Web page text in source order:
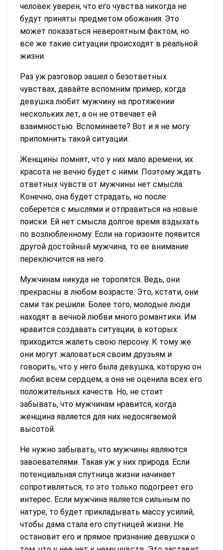
человек уверен, что его чувства никогда не
будут приняты предметом обожания. Это
может показаться невероятным фактом, но
все же такие ситуации происходят в реальной
жизни.
Раз уж разговор зашел о безответных
чувствах, давайте вспомним пример, когда
девушка любит мужчину на протяжении
нескольких лет, а он не отвечает ей
взаимностью. Вспоминаете? Вот и я не могу
припомнить такой ситуации.
Женщины помнят, что у них мало времени, их
красота не вечно будет с ними. Поэтому ждать
ответных чувств от мужчины нет смысла.
Конечно, она будет страдать, но после
соберется с мыслями и отправиться на новые
поиски. Ей нет смысла долгое время вздыхать
по возлюбленному. Если на горизонте появится
другой достойный мужчина, то ее внимание
переключится на него.
Мужчинам никуда не торопятся. Ведь, они
прекрасны в любом возрасте. Это, кстати, они
сами так решили. Более того, молодые люди
находят в вечной любви много романтики. Им
нравится создавать ситуации, в которых
приходится жалеть свою персону. К тому же
они могут жаловаться своим друзьям и
говорить, что у него была девушка, которую он
любил всем сердцем, а она не оценила всех его
положительных качеств. Но, не стоит
забывать, что мужчинам нравится, когда
женщина является для них недосягаемой
высотой.
Не нужно забывать, что мужчины являются
завоевателями. Такая уж у них природа. Если
потенциальная спутница жизни начинает
сопротивляться, то это только подогреет его
интерес. Если мужчина является сильным по
натуре, то будет прикладывать массу усилий,
чтобы дама стала его спутницей жизни. Не
остановит его и прямое признание девушки о